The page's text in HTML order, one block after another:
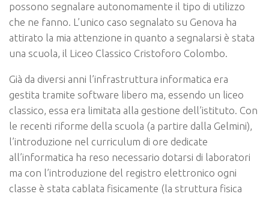
possono segnalare autonomamente il tipo di utilizzo
che ne fanno. L’unico caso segnalato su Genova ha
attirato la mia attenzione in quanto a segnalarsi è stata
una scuola, il Liceo Classico Cristoforo Colombo.
Già da diversi anni l’infrastruttura informatica era
gestita tramite software libero ma, essendo un liceo
classico, essa era limitata alla gestione dell’istituto. Con
le recenti riforme della scuola (a partire dalla Gelmini),
l’introduzione nel curriculum di ore dedicate
all’informatica ha reso necessario dotarsi di laboratori
ma con l’introduzione del registro elettronico ogni
classe è stata cablata fisicamente (la struttura fisica